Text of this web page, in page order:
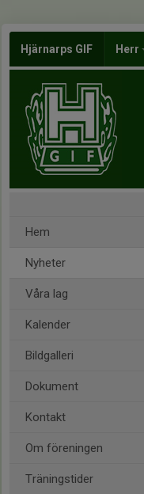
Hjärnarps GIF Herr
Hem
Nyheter
Våra lag
Kalender
Bildgalleri
Dokument
Kontakt
Om föreningen
Träningstider